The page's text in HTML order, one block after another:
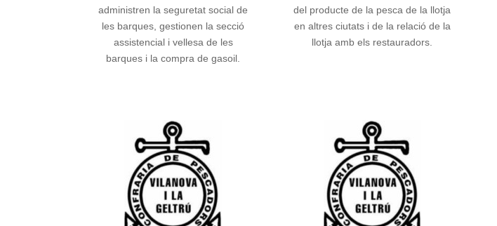
administren la seguretat social de
les barques, gestionen la secció
assistencial i vellesa de les
barques i la compra de gasoil.
del producte de la pesca de la llotja
en altres ciutats i de la relació de la
llotja amb els restauradors.